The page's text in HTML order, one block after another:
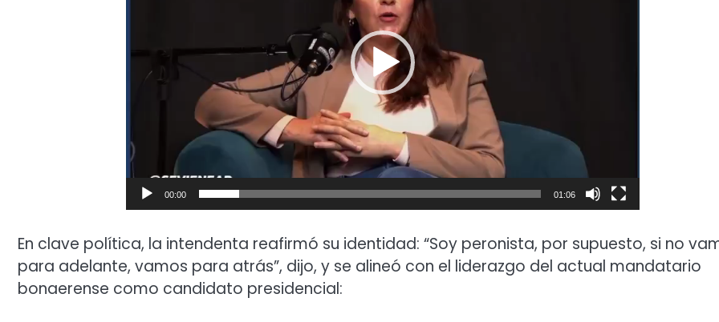
00:00 01:06
En clave política, la intendenta reafirmó su identidad: “Soy peronista, por supuesto, si no
para adelante, vamos para atrás”, dijo, y se alineó con el liderazgo del actual mandatario
bonaerense como candidato presidencial: